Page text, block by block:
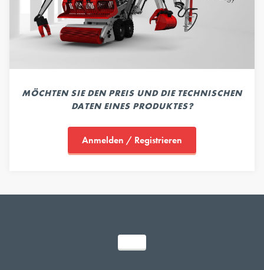
MÖCHTEN SIE DEN PREIS UND DIE TECHNISCHEN
DATEN EINES PRODUKTES?
Anmelden / Registrieren